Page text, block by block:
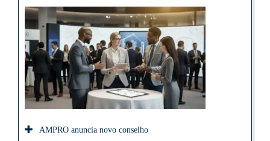
AMPRO anuncia novo conselho